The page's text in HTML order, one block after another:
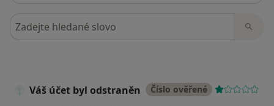
Hledejte v názorech
Váš účet byl odstraněn Číslo ověřené